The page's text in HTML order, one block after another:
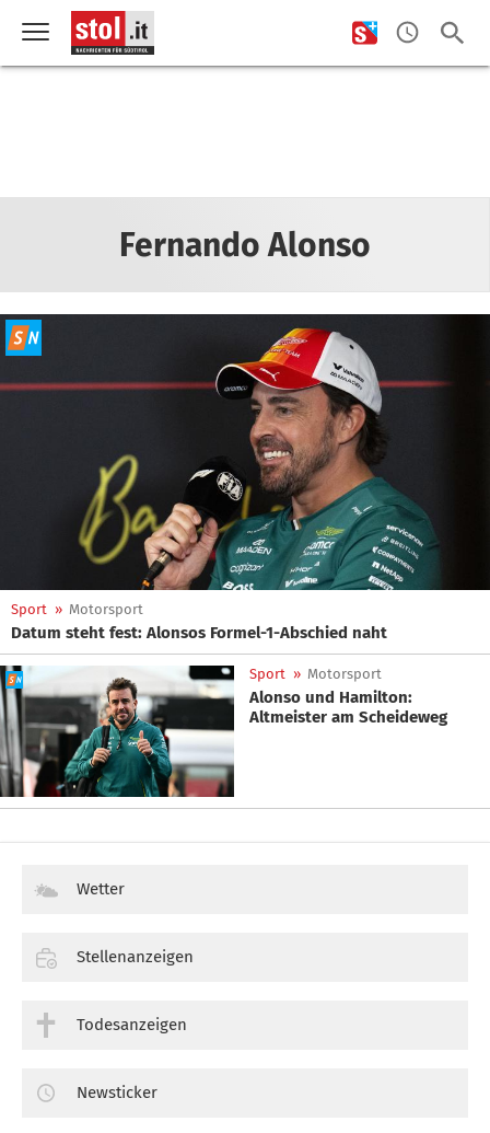
Fernando Alonso
Sport » Motorsport
Datum steht fest: Alonsos Formel-1-Abschied naht
Sport » Motorsport
Alonso und Hamilton:
Altmeister am Scheideweg
Wetter
Stellenanzeigen
Todesanzeigen
Newsticker